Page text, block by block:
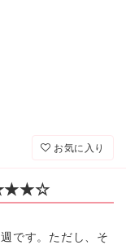
お気に入り
です。ただし、そ